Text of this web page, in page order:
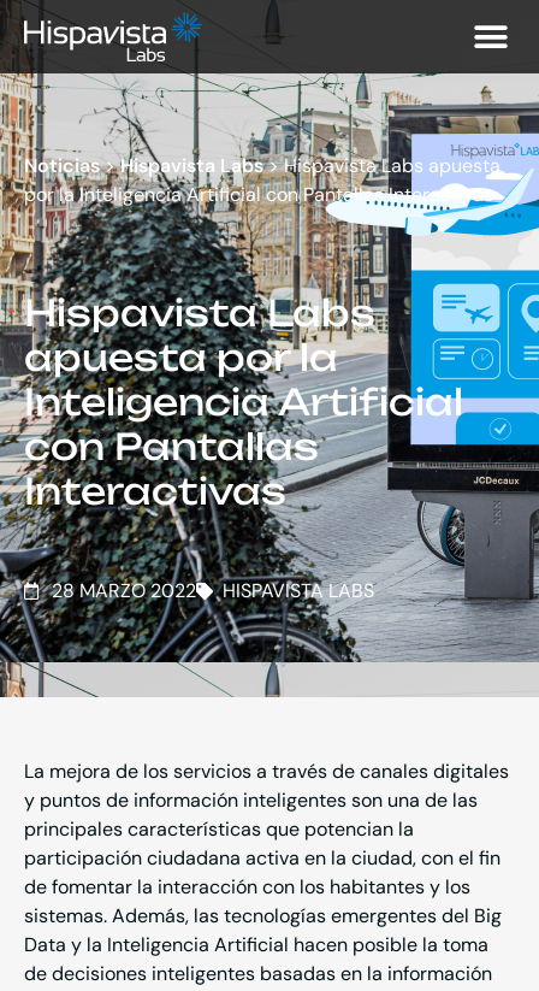
Noticias>Hispavista Labs>Hispavista Labs apuesta
por la Inteligencia Artificial con Pantallas Interactivas
Hispavista Labs
apuesta por la
Inteligencia Artificial
con Pantallas
Interactivas
28 MARZO 2022 HISPAVISTA LABS
La mejora de los servicios a través de canales digitales
y puntos de información inteligentes son una de las
principales características que potencian la
participación ciudadana activa en la ciudad, con el fin
de fomentar la interacción con los habitantes y los
sistemas. Además, las tecnologías emergentes del Big
Data y la Inteligencia Artificial hacen posible la toma
de decisiones inteligentes basadas en la información